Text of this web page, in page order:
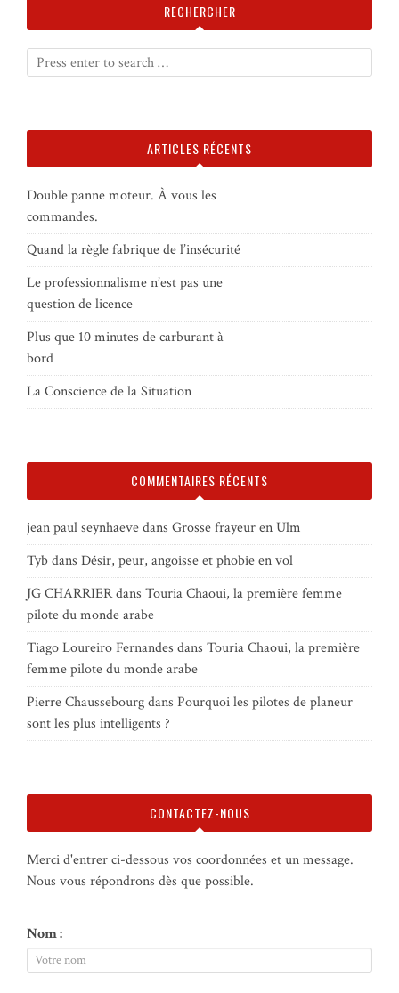
RECHERCHER
ARTICLES RÉCENTS
Double panne moteur. À vous les
commandes.
Quand la règle fabrique de l’insécurité
Le professionnalisme n’est pas une
question de licence
Plus que 10 minutes de carburant à
bord
La Conscience de la Situation
COMMENTAIRES RÉCENTS
jean paul seynhaevedans Grosse frayeur en Ulm
Tybdans Désir, peur, angoisse et phobie en vol
JG CHARRIERdans Touria Chaoui, la première femme
pilote du monde arabe
Tiago Loureiro Fernandes dans Touria Chaoui, la première
femme pilote du monde arabe
Pierre Chaussebourgdans Pourquoi les pilotes de planeur
sont les plus intelligents ?
CONTACTEZ-NOUS
Merci d'entrer ci-dessous vos coordonnées et un message.
Nous vous répondrons dès que possible.
Nom :